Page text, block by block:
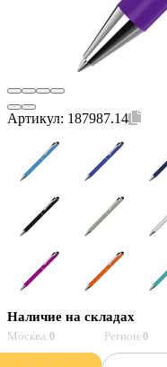
Артикул: 187987.14
Наличие на складах
Москва:0 Регион:0